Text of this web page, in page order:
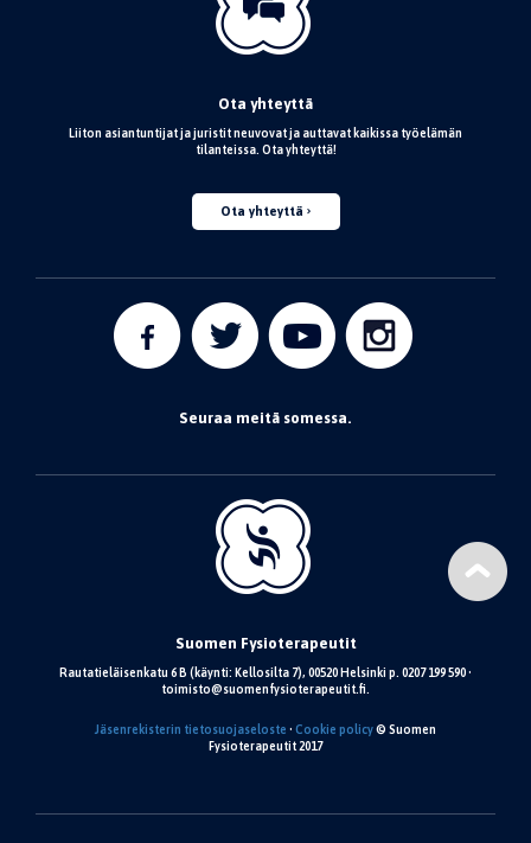
Ota yhteyttä
Liiton asiantuntijat ja juristit neuvovat ja auttavat kaikissa työelämän
tilanteissa. Ota yhteyttä!
Ota yhteyttä
Seuraa meitä somessa.
Suomen Fysioterapeutit
Rautatieläisenkatu 6 B (käynti: Kellosilta 7), 00520 Helsinki p. 0207 199 590 •
toimisto@suomenfysioterapeutit.fi.
Jäsenrekisterin tietosuojaseloste • Cookie policy© Suomen
Fysioterapeutit 2017